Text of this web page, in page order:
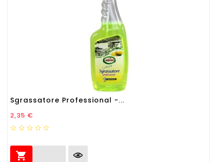
Sgrassatore Professional -...
Prezzo
2,35 €
